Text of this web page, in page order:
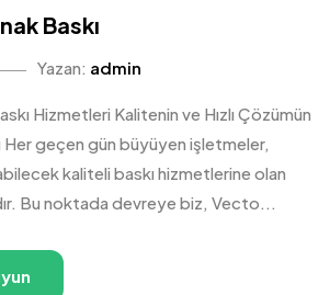
Baskı
Yazan: admin
Hizmetleri Kalitenin ve Hızlı Çözümün
Her geçen gün büyüyen işletmeler,
kaliteli baskı hizmetlerine olan
Bu noktada devreye biz, Vecto...